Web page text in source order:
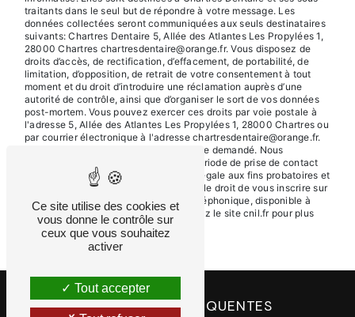
traitants dans le seul but de répondre à votre message. Les
données collectées seront communiquées aux seuls destinataires
suivants: Chartres Dentaire 5, Allée des Atlantes Les Propylées 1,
28000 Chartres chartresdentaire@orange.fr. Vous disposez de
droits d’accès, de rectification, d’effacement, de portabilité, de
limitation, d’opposition, de retrait de votre consentement à tout
moment et du droit d’introduire une réclamation auprès d’une
autorité de contrôle, ainsi que d’organiser le sort de vos données
post-mortem. Vous pouvez exercer ces droits par voie postale à
l'adresse 5, Allée des Atlantes Les Propylées 1, 28000 Chartres ou
par courrier électronique à l'adresse chartresdentaire@orange.fr.
Un justificatif d'identité pourra vous être demandé. Nous
conservons vos données pendant la période de prise de contact
puis pendant la durée de prescription légale aux fins probatoires et
de gestion des contentieux. Vous avez le droit de vous inscrire sur
la liste d'opposition au démarchage téléphonique, disponible à
cette adresse:Bloctel.gouv.fr. Consultez le site cnil.fr pour plus
d’informations sur vos droits.
RECHERCHES FRÉQUENTES
Ce site utilise des cookies et
vous donne le contrôle sur
ceux que vous souhaitez
activer
Tout accepter